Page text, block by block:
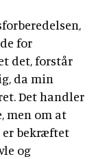
for
det, forstår
da min
Det handler
men om at
er bekræftet
og